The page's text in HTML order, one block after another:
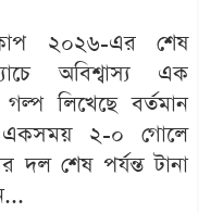
২০২৬-এর শেষ
অবিশ্বাস্য এক
গল্প লিখেছে বর্তমান
একসময় ২-০ গোলে
দল শেষ পর্যন্ত টানা